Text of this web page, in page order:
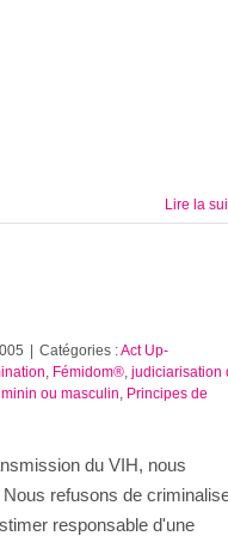
Lire la
| Catégories :Act Up-
, Fémidom®, judiciarisation
ou masculin, Principes de
du VIH, nous
refusons de
responsable d'une